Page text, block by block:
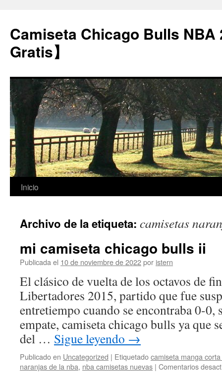
Camiseta Chicago Bulls NBA
Gratis】
Saltar
contenido
Inicio
Archivo de la etiqueta: camisetas
mi camiseta chicago bulls ii
Publicada el 10 de noviembre de 2022por istern
El clásico de vuelta de los octavos de
Libertadores 2015, partido que fue
entretiempo cuando se encontraba 0-0,
empate, camiseta chicago bulls ya que
del … Sigue leyendo →
Publicado en Uncategorized | Etiquetadocamiseta manga
naranjas de la nba, nba camisetas nuevas | Comentarios